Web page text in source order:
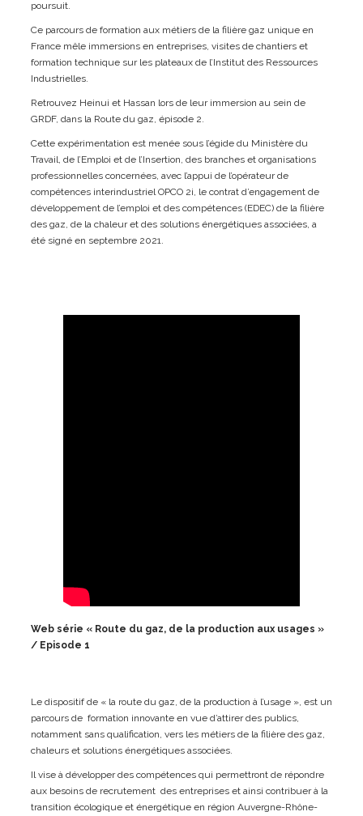
poursuit.
Ce parcours de formation aux métiers de la filière gaz unique en
France mêle immersions en entreprises, visites de chantiers et
formation technique sur les plateaux de l’Institut des Ressources
Industrielles.
Retrouvez Heinui et Hassan lors de leur immersion au sein de
GRDF, dans la Route du gaz, épisode 2.
Cette expérimentation est menée sous l’égide du Ministère du
Travail, de l’Emploi et de l’Insertion, des branches et organisations
professionnelles concernées, avec l’appui de l’opérateur de
compétences interindustriel OPCO 2i, le contrat d’engagement de
développement de l’emploi et des compétences (EDEC) de la filière
des gaz, de la chaleur et des solutions énergétiques associées, a
été signé en septembre 2021.
Web série « Route du gaz, de la production aux usages »
/ Episode 1
Le dispositif de « la route du gaz, de la production à l’usage », est un
parcours de formation innovante en vue d’attirer des publics,
notamment sans qualification, vers les métiers de la filière des gaz,
chaleurs et solutions énergétiques associées.
Il vise à développer des compétences qui permettront de répondre
aux besoins de recrutement des entreprises et ainsi contribuer à la
transition écologique et énergétique en région Auvergne-Rhône-